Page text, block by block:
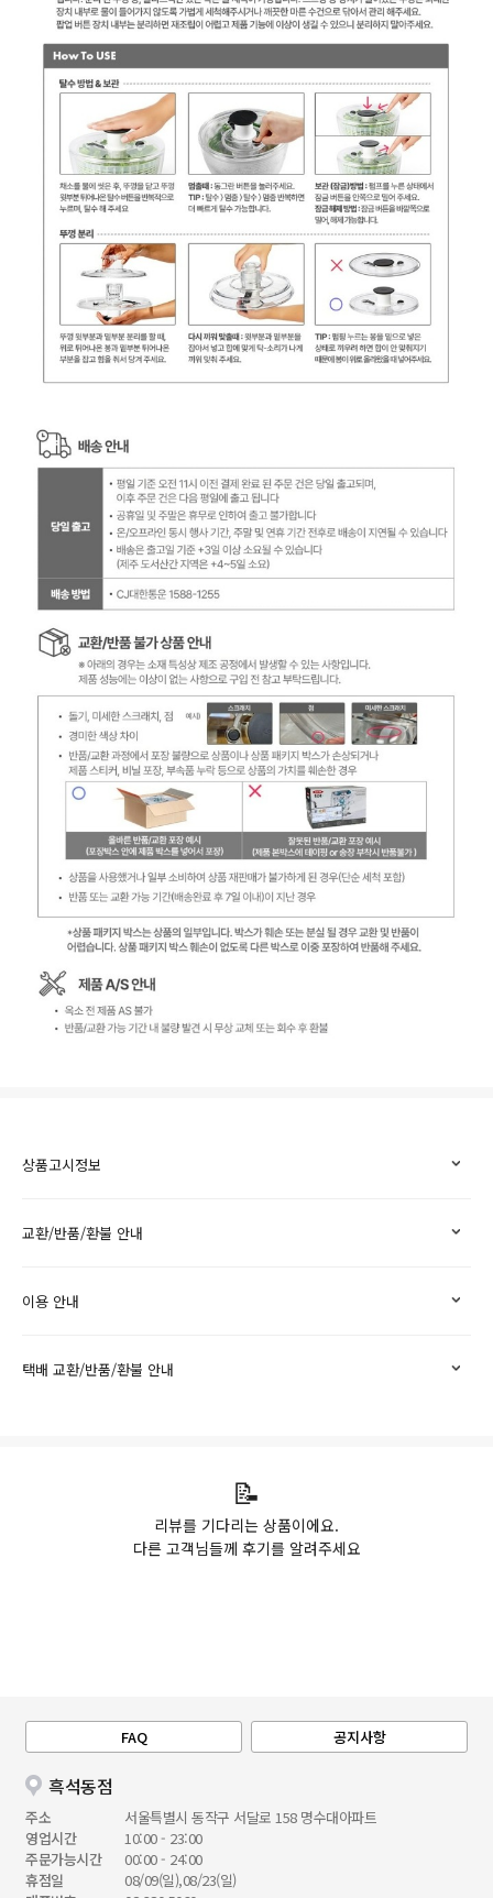
상품고시정보
교환/반품/환불 안내
이용 안내
택배 교환/반품/환불 안내
📝
리뷰를 기다리는 상품이에요.
다른 고객님들께 후기를 알려주세요
FAQ 공지사항
흑석동점
주소
서울특별시 동작구 서달로 158 명수대아파트
영업시간
10:00 - 23:00
주문가능시간
00:00 - 24:00
휴점일
08/09(일),08/23(일)